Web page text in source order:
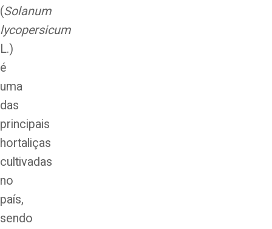
(Solanum
lycopersicum
L.)
é
uma
das
principais
hortaliças
cultivadas
no
país,
sendo